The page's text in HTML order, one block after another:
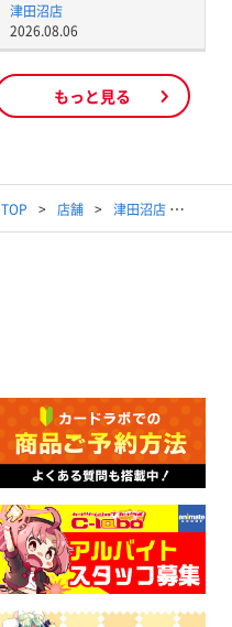
津田沼店
2026.08.06
もっと見る
TOP 店舗 津田沼店